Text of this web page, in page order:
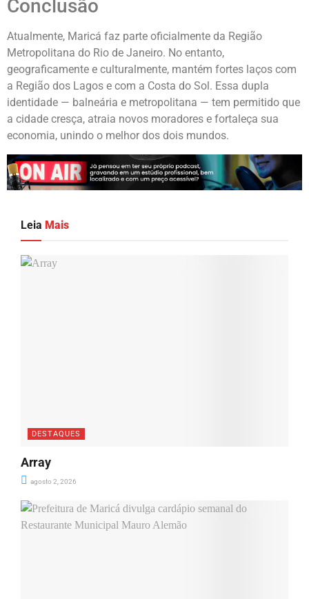
Conclusão
Atualmente, Maricá faz parte oficialmente da Região
Metropolitana do Rio de Janeiro. No entanto,
geograficamente e culturalmente, mantém fortes laços com
a Região dos Lagos e com a Costa do Sol. Essa dupla
identidade — balneária e metropolitana — tem permitido que
a cidade cresça, atraia novos moradores e fortaleça sua
economia, unindo o melhor dos dois mundos.
Leia Mais
DESTAQUES
Array
agosto 2, 2026